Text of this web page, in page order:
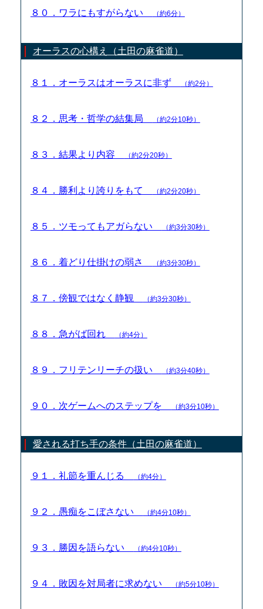
８０．ワラにもすがらない （約6分）
オーラスの心構え（土田の麻雀道）
８１．オーラスはオーラスに非ず （約2分）
８２．思考・哲学の結集局 （約2分10秒）
８３．結果より内容 （約2分20秒）
８４．勝利より誇りをもて （約2分20秒）
８５．ツモってもアガらない （約3分30秒）
８６．着どり仕掛けの弱さ （約3分30秒）
８７．傍観ではなく静観 （約3分30秒）
８８．急がば回れ （約4分）
８９．フリテンリーチの扱い （約3分40秒）
９０．次ゲームへのステップを （約3分10秒）
愛される打ち手の条件（土田の麻雀道）
９１．礼節を重んじる （約4分）
９２．愚痴をこぼさない （約4分10秒）
９３．勝因を語らない （約4分10秒）
９４．敗因を対局者に求めない （約5分10秒）